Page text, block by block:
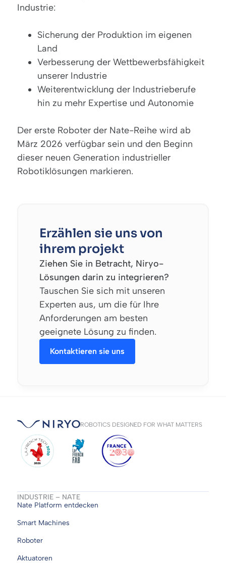
Industrie:
Sicherung der Produktion im eigenen
Land
Verbesserung der Wettbewerbsfähigkeit
unserer Industrie
Weiterentwicklung der Industrieberufe
hin zu mehr Expertise und Autonomie
Der erste Roboter der Nate-Reihe wird ab
März 2026 verfügbar sein und den Beginn
dieser neuen Generation industrieller
Robotiklösungen markieren.
Erzählen sie uns von
ihrem projekt
Ziehen Sie in Betracht, Niryo-
Lösungen darin zu integrieren?
Tauschen Sie sich mit unseren
Experten aus, um die für Ihre
Anforderungen am besten
geeignete Lösung zu finden.
Kontaktieren sie uns
ROBOTICS DESIGNED FOR WHAT MATTERS
INDUSTRIE – NATE
Nate Platform entdecken
Smart Machines
Roboter
Aktuatoren